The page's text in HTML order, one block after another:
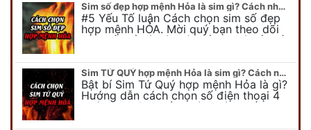
Sim số đẹp hợp mệnh Hỏa là sim gì? Cách nhận biết sim đẹp hợp mệnh Hỏa
#5 Yếu Tố luận Cách chọn sim số đẹp
hợp mệnh HỎA. Mời quý bạn theo dõi
bài viết để có cái nhìn tổng quát về số
Sim TỨ QUÝ hợp mệnh Hỏa là sim gì? Cách nhận biết sim tứ quý hợp mệnh Hỏa
Bật bí Sim Tứ Quý hợp mệnh Hỏa là gì?
Hướng dẫn cách chọn số điện thoại 4
quý hợp mệnh Hỏa chính xác nhất.